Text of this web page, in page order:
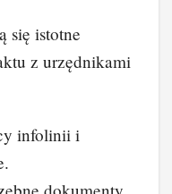
się istotne
z urzędnikami
infolinii i